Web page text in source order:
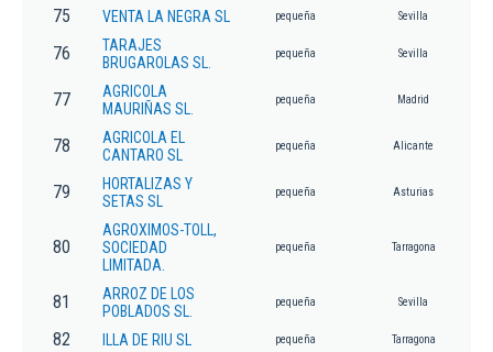
75 VENTA LA NEGRA SL pequeña Sevilla
76
TARAJES
BRUGAROLAS SL.
pequeña Sevilla
77
AGRICOLA
MAURIÑAS SL.
pequeña Madrid
78
AGRICOLA EL
CANTARO SL
pequeña Alicante
79
HORTALIZAS Y
SETAS SL
pequeña Asturias
80
AGROXIMOS-TOLL,
SOCIEDAD
LIMITADA.
pequeña Tarragona
81
ARROZ DE LOS
POBLADOS SL.
pequeña Sevilla
82 ILLA DE RIU SL pequeña Tarragona